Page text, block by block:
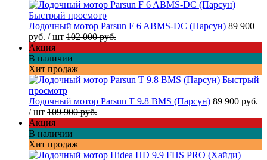
Быстрый просмотр
Лодочный мотор Parsun F 6 ABMS-DC (Парсун) 89 900
руб. / шт 102 000 руб.
Акция
В наличии
Хит продаж
Быстрый
просмотр
Лодочный мотор Parsun T 9.8 BMS (Парсун) 89 900 руб.
/ шт 109 900 руб.
Акция
В наличии
Хит продаж